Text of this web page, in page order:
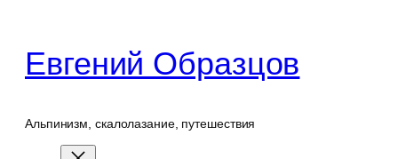
содержимому
Евгений Образцов
Альпинизм, скалолазание, путешествия